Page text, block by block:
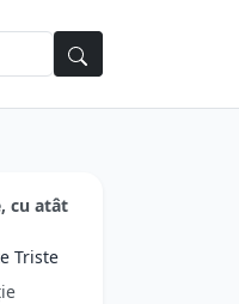
cu atât
Triste